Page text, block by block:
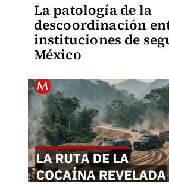
La patología de la
descoordinación
instituciones de
México